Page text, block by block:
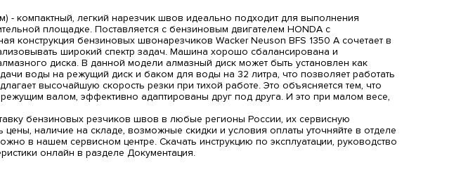
- компактный, легкий нарезчик швов идеально подходит для выполнения
площадке. Поставляется с бензиновым двигателем HONDA с
конструкция бензиновых швонарезчиков Wacker Neuson BFS 1350 A сочетает в
широкий спектр задач. Машина хорошо сбалансирована и
диска. В данной модели алмазный диск может быть установлен как
воды на режущий диск и баком для воды на 32 литра, что позволяет работать
высочайшую скорость резки при тихой работе. Это объясняется тем, что
валом, эффективно адаптированы друг под друга. И это при малом весе,
бензиновых резчиков швов в любые регионы России, их сервисную
наличие на складе, возможные скидки и условия оплаты уточняйте в отделе
в нашем сервисном центре. Скачать инструкцию по эксплуатации, руководство
онлайн в разделе Документация.